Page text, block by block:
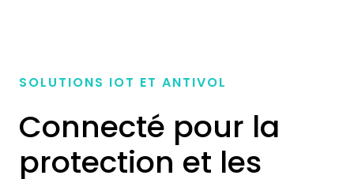
SOLUTIONS IOT ET ANTIVOL
Connecté pour la
protection et les